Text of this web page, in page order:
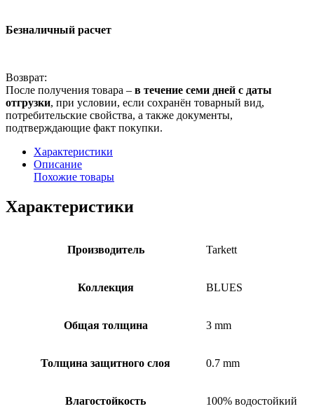
Безналичный расчет
Возврат:
После получения товара – в течение семи дней с даты
отгрузки, при условии, если сохранён товарный вид,
потребительские свойства, а также документы,
подтверждающие факт покупки.
Характеристики
Описание
Похожие товары
Характеристики
Производитель Tarkett
Коллекция BLUES
Общая толщина 3 mm
Толщина защитного слоя 0.7 mm
Влагостойкость 100% водостойкий